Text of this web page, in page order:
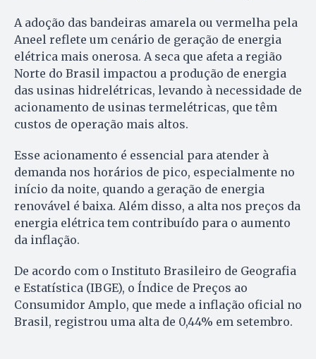
A adoção das bandeiras amarela ou vermelha pela
Aneel reflete um cenário de geração de energia
elétrica mais onerosa. A seca que afeta a região
Norte do Brasil impactou a produção de energia
das usinas hidrelétricas, levando à necessidade de
acionamento de usinas termelétricas, que têm
custos de operação mais altos.
Esse acionamento é essencial para atender à
demanda nos horários de pico, especialmente no
início da noite, quando a geração de energia
renovável é baixa. Além disso, a alta nos preços da
energia elétrica tem contribuído para o aumento
da inflação.
De acordo com o Instituto Brasileiro de Geografia
e Estatística (IBGE), o Índice de Preços ao
Consumidor Amplo, que mede a inflação oficial no
Brasil, registrou uma alta de 0,44% em setembro.